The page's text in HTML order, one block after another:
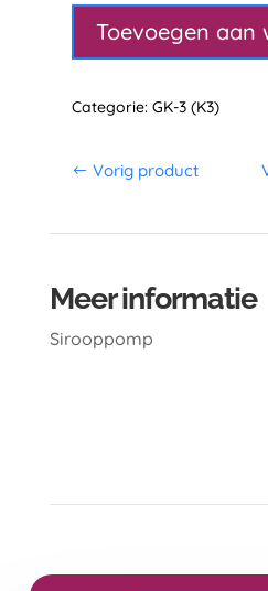
aantal
Toevoegen aan
Categorie: GK-3 (K3)
Vorig product
Meer informatie
Sirooppomp